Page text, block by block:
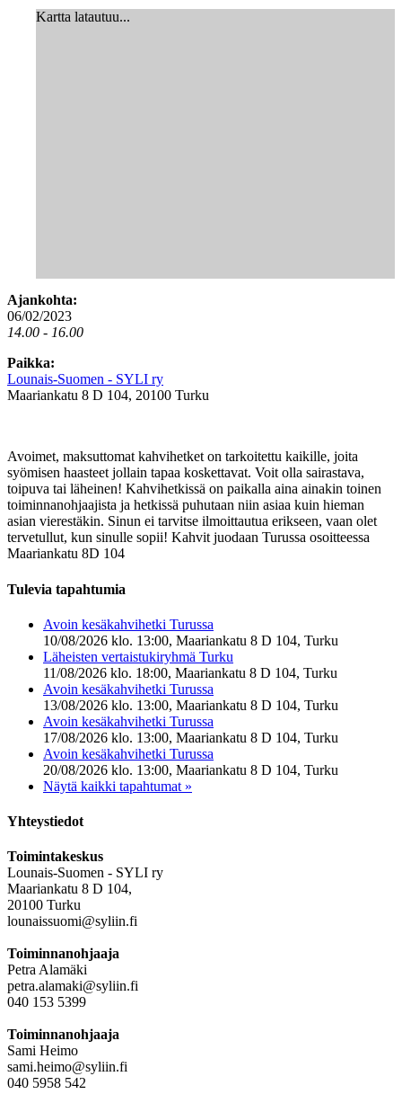
Kartta latautuu...
Ajankohta:
06/02/2023
14.00 - 16.00
Paikka:
Lounais-Suomen - SYLI ry
Maariankatu 8 D 104, 20100 Turku
Avoimet, maksuttomat kahvihetket on tarkoitettu kaikille, joita
syömisen haasteet jollain tapaa koskettavat. Voit olla sairastava,
toipuva tai läheinen! Kahvihetkissä on paikalla aina ainakin toinen
toiminnanohjaajista ja hetkissä puhutaan niin asiaa kuin hieman
asian vierestäkin. Sinun ei tarvitse ilmoittautua erikseen, vaan olet
tervetullut, kun sinulle sopii! Kahvit juodaan Turussa osoitteessa
Maariankatu 8D 104
Tulevia tapahtumia
Avoin kesäkahvihetki Turussa
10/08/2026 klo. 13:00, Maariankatu 8 D 104, Turku
Läheisten vertaistukiryhmä Turku
11/08/2026 klo. 18:00, Maariankatu 8 D 104, Turku
Avoin kesäkahvihetki Turussa
13/08/2026 klo. 13:00, Maariankatu 8 D 104, Turku
Avoin kesäkahvihetki Turussa
17/08/2026 klo. 13:00, Maariankatu 8 D 104, Turku
Avoin kesäkahvihetki Turussa
20/08/2026 klo. 13:00, Maariankatu 8 D 104, Turku
Näytä kaikki tapahtumat »
Yhteystiedot
Toimintakeskus
Lounais-Suomen - SYLI ry
Maariankatu 8 D 104,
20100 Turku
lounaissuomi@syliin.fi
Toiminnanohjaaja
Petra Alamäki
petra.alamaki@syliin.fi
040 153 5399
Toiminnanohjaaja
Sami Heimo
sami.heimo@syliin.fi
040 5958 542